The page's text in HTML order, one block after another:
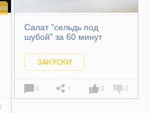
Салат "сельдь под
шубой" за 60 минут
ЗАКУСКИ
0 1 0 0